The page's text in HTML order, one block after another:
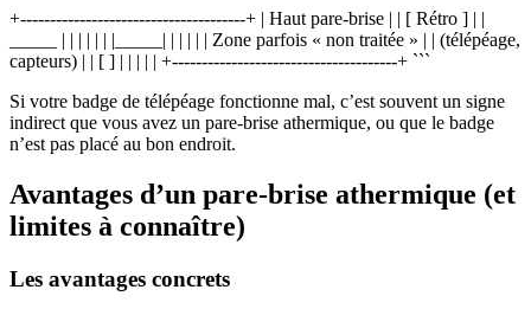
+--------------------------------------+ | Haut pare-brise | | [ Rétro ] | |
_____ | | | | | | |_____| | | | | | Zone parfois « non traitée » | | (télépéage,
capteurs) | | [ ] | | | | | +--------------------------------------+ ```
Si votre badge de télépéage fonctionne mal, c’est souvent un signe
indirect que vous avez un pare-brise athermique, ou que le badge
n’est pas placé au bon endroit.
Avantages d’un pare-brise athermique (et
limites à connaître)
Les avantages concrets